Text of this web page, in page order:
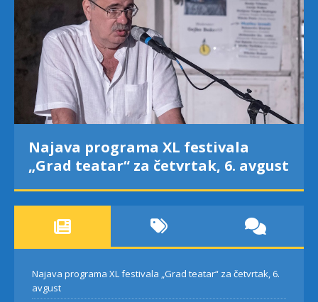
Najava programa XL festivala
„Grad teatar“ za četvrtak, 6. avgust
Najava programa XL festivala „Grad teatar“ za četvrtak, 6.
avgust